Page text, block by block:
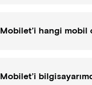
Mobilet’i hangi
Mobilet’i